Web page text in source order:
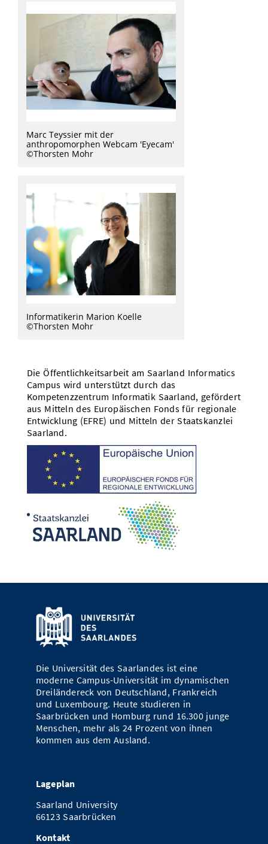
Marc Teyssier mit der
anthropomorphen Webcam 'Eyecam'
©Thorsten Mohr
Informatikerin Marion Koelle
©Thorsten Mohr
Die Öffentlichkeitsarbeit am Saarland Informatics
Campus wird unterstützt durch das
Kompetenzzentrum Informatik Saarland, gefördert
aus Mitteln des Europäischen Fonds für regionale
Entwicklung (EFRE) und Mitteln der Staatskanzlei
Saarland.
Die Universität des Saarlandes ist eine
moderne Campus-Universität im dynamischen
Dreiländereck von Deutschland, Frankreich
und Luxembourg. Heute studieren in
Saarbrücken und Homburg rund 16.300 junge
Menschen, mehr als 24 Prozent von ihnen
kommen aus dem Ausland.
Lageplan
Saarland University
66123 Saarbrücken
Kontakt